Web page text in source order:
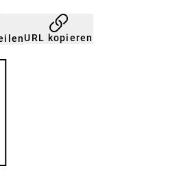
URL kopieren